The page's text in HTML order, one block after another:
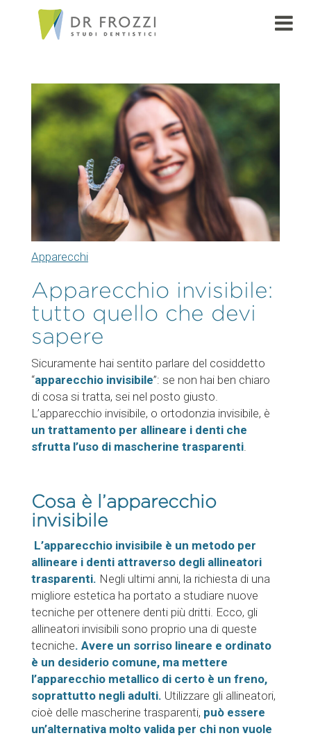
Apparecchi
Apparecchio invisibile:
tutto quello che devi
sapere
Sicuramente hai sentito parlare del cosiddetto
“apparecchio invisibile”: se non hai ben chiaro
di cosa si tratta, sei nel posto giusto.
L’apparecchio invisibile, o ortodonzia invisibile, è
un trattamento per allineare i denti che
sfrutta l’uso di mascherine trasparenti.
Cosa è l’apparecchio
invisibile
L’apparecchio invisibile è un metodo per
allineare i denti attraverso degli allineatori
trasparenti. Negli ultimi anni, la richiesta di una
migliore estetica ha portato a studiare nuove
tecniche per ottenere denti più dritti. Ecco, gli
allineatori invisibili sono proprio una di queste
tecniche. Avere un sorriso lineare e ordinato
è un desiderio comune, ma mettere
l’apparecchio metallico di certo è un freno,
soprattutto negli adulti. Utilizzare gli allineatori,
cioè delle mascherine trasparenti, può essere
un’alternativa molto valida per chi non vuole